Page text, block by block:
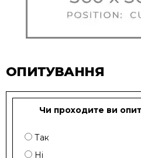
ОПИТУВАННЯ
Чи проходите ви
Так
Ні